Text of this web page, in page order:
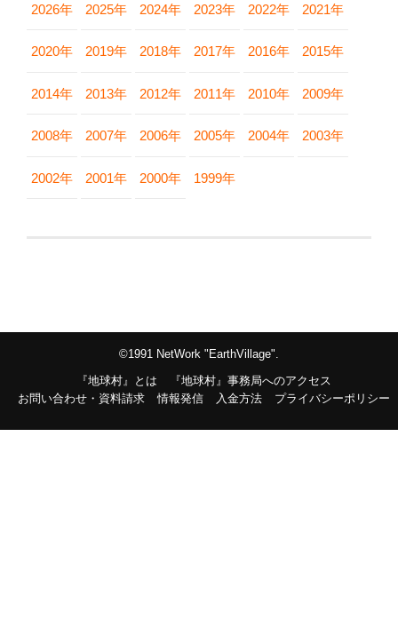
2026年 2025年 2024年 2023年 2022年 2021年
2020年 2019年 2018年 2017年 2016年 2015年
2014年 2013年 2012年 2011年 2010年 2009年
2008年 2007年 2006年 2005年 2004年 2003年
2002年 2001年 2000年 1999年
©1991 NetWork "EarthVillage".
『地球村』とは
『地球村』事務局へのアクセス
お問い合わせ・資料請求
情報発信 入金方法 プライバシーポリシー